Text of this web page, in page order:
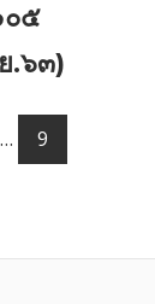
๐๕
.๖๓)
…
9